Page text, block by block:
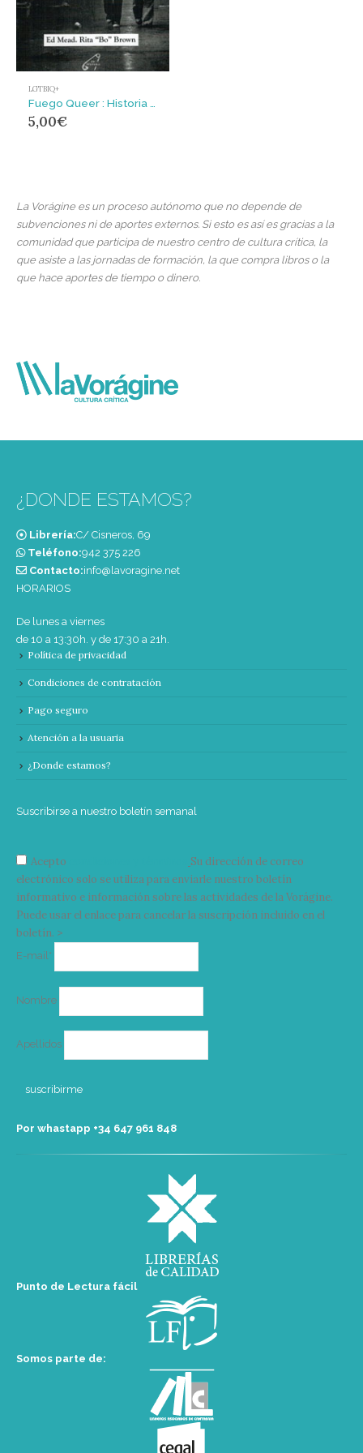
LGTBIQ+
5,00€
La Vorágine es un proceso autónomo que no depende de
subvenciones ni de aportes externos. Si esto es así es gracias a la
comunidad que participa de nuestro centro de cultura crítica, la
que asiste a las jornadas de formación, la que compra libros o la
que hace aportes de tiempo o dinero.
¿DONDE ESTAMOS?
Librería:C/ Cisneros, 69
Teléfono:‭942 375 226‬
Contacto:info@lavoragine.net
HORARIOS
De lunes a viernes
de 10 a 13:30h. y de 17:30 a 21h.
Política de privacidad
Condiciones de contratación
Pago seguro
Atención a la usuaria
¿Donde estamos?
Suscribirse a nuestro boletín semanal
Acepto
Su dirección de correo
electrónico solo se utiliza para enviarle nuestro boletín
informativo e información sobre las actividades de la Vorágine.
Puede usar el enlace para cancelar la suscripción incluido en el
boletín. >
E-mail*
Nombre
Apellidos
Por whastapp +34 ‭647 961 848‬
Punto de Lectura fácil
Somos parte de: